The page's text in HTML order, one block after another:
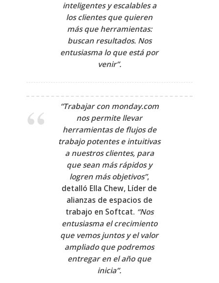
inteligentes y escalables a
los clientes que quieren
más que herramientas:
buscan resultados. Nos
entusiasma lo que está por
venir”.
“Trabajar con monday.com
nos permite llevar
herramientas de flujos de
trabajo potentes e intuitivas
a nuestros clientes, para
que sean más rápidos y
logren más objetivos”,
detalló Ella Chew, Líder de
alianzas de espacios de
trabajo en Softcat. “Nos
entusiasma el crecimiento
que vemos juntos y el valor
ampliado que podremos
entregar en el año que
inicia”.